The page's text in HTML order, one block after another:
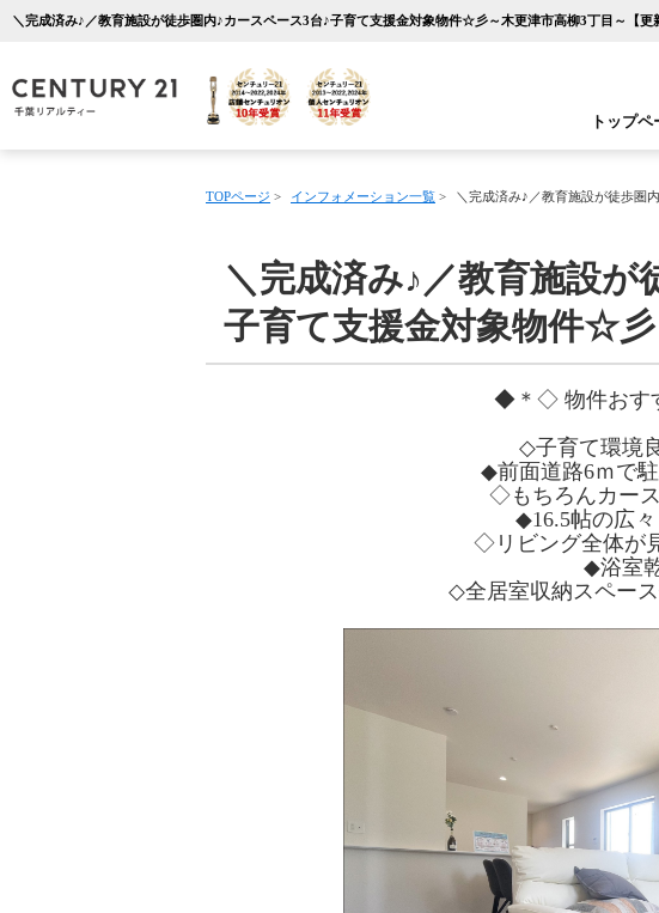
トップペ
千葉エリア
TOPページ > インフォメーション一覧 > ＼完成済み♪／教育施設が徒歩圏
＼完成済み♪／教育施設が
子育て支援金対象物件☆
◆＊◇ 物件おす
◇子育て環境
◆前面道路6ｍで
◇もちろんカー
◆16.5帖の広々
◇リビング全体が
◆浴室
◇全居室収納スペー